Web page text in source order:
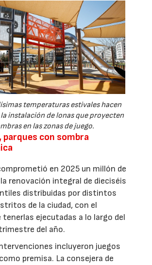
temperaturas estivales hacen
instalación de lonas que proyecten
en las zonas de juego.
parques con sombra
en 2025 un millón de
renovación integral de dieciséis
distribuidas por distintos
de la ciudad, con el
tenerlas ejecutadas a lo largo del
del año.
incluyeron juegos
premisa. La consejera de